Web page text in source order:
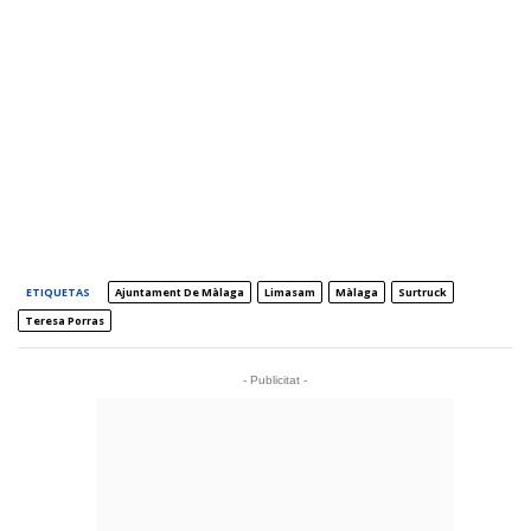
ETIQUETAS Ajuntament De Màlaga Limasam Màlaga
Surtruck
Teresa Porras
- Publicitat -